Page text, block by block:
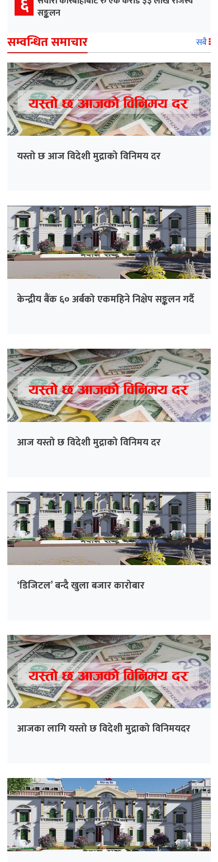
सङ्कलन
सम्वन्धित समाचार सबै
यस्तो छ आज विदेशी मुद्राको विनिमय दर
केन्द्रीय बैंक ६० अर्बको एकमहिने निक्षेप सङ्कलन गर्दै
आज यस्तो छ विदेशी मुद्राको विनिमय दर
‘डिजिटल’ बन्दै खुला बजार कारोबार
आजका लागि यस्तो छ विदेशी मुद्राको विनिमयदर